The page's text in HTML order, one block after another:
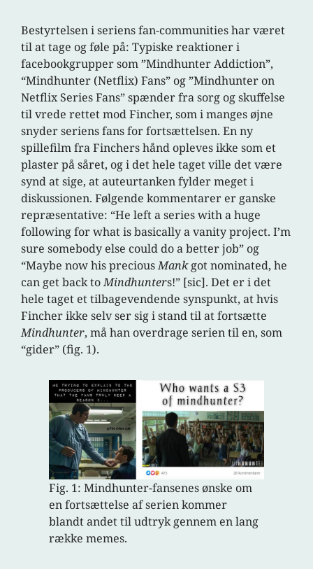
Bestyrtelsen i seriens fan-communities har været
til at tage og føle på: Typiske reaktioner i
facebookgrupper som ”Mindhunter Addiction”,
“Mindhunter (Netflix) Fans” og ”Mindhunter on
Netflix Series Fans” spænder fra sorg og skuffelse
til vrede rettet mod Fincher, som i manges øjne
snyder seriens fans for fortsættelsen. En ny
spillefilm fra Finchers hånd opleves ikke som et
plaster på såret, og i det hele taget ville det være
synd at sige, at auteurtanken fylder meget i
diskussionen. Følgende kommentarer er ganske
repræsentative: “He left a series with a huge
following for what is basically a vanity project. I’m
sure somebody else could do a better job” og
“Maybe now his preciousMankgot nominated, he
can get back toMindhunters!” [sic]. Det er i det
hele taget et tilbagevendende synspunkt, at hvis
Fincher ikke selv ser sig i stand til at fortsætte
Mindhunter, må han overdrage serien til en, som
“gider” (fig. 1).
Fig. 1: Mindhunter-fansenes ønske om
en fortsættelse af serien kommer
blandt andet til udtryk gennem en lang
række memes.